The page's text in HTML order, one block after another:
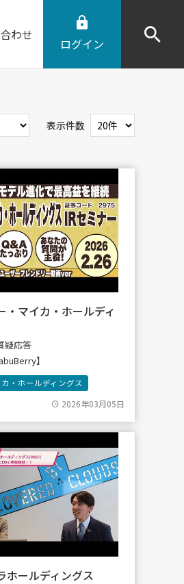
わせ
ログイン
表示件数
・マイカ・ホールディ
疑応答
】
・ホールディングス
2026年03月05日
ホールディングス